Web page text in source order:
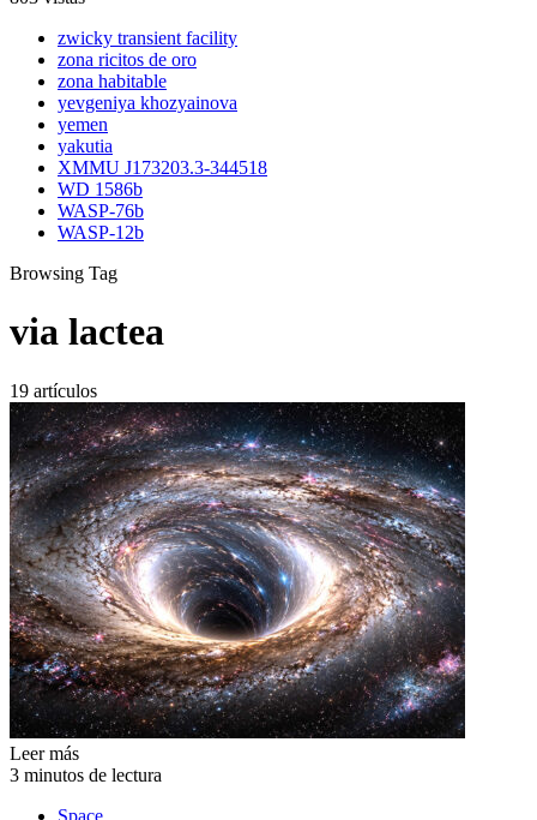
zwicky transient facility
zona ricitos de oro
zona habitable
yevgeniya khozyainova
yemen
yakutia
XMMU J173203.3-344518
WD 1586b
WASP-76b
WASP-12b
Browsing Tag
via lactea
19 artículos
Leer más
3 minutos de lectura
Space